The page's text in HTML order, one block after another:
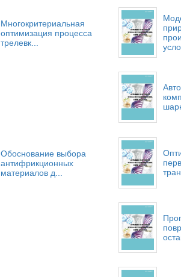
Многокритериальная
оптимизация процесса
трелевк...
Обоснование выбора
антифрикционных
материалов д...